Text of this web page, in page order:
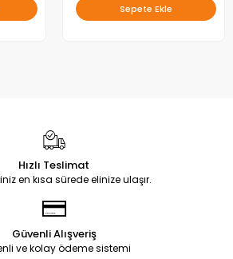
Sepete Ekle
Hızlı Teslimat
en kısa sürede elinize ulaşır.
Güvenli Alışveriş
ve kolay ödeme sistemi